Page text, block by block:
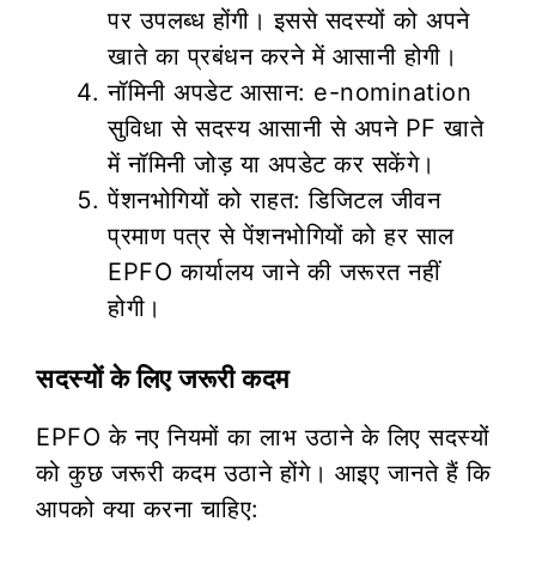
पर उपलब्ध होंगी। इससे सदस्यों को अपने
खाते का प्रबंधन करने में आसानी होगी।
नॉमिनी अपडेट आसान: e-nomination
सुविधा से सदस्य आसानी से अपने PF खाते
में नॉमिनी जोड़ या अपडेट कर सकेंगे।
पेंशनभोगियों को राहत: डिजिटल जीवन
प्रमाण पत्र से पेंशनभोगियों को हर साल
EPFO कार्यालय जाने की जरूरत नहीं
होगी।
सदस्यों के लिए जरूरी कदम
EPFO के नए नियमों का लाभ उठाने के लिए सदस्यों
को कुछ जरूरी कदम उठाने होंगे। आइए जानते हैं कि
आपको क्या करना चाहिए: